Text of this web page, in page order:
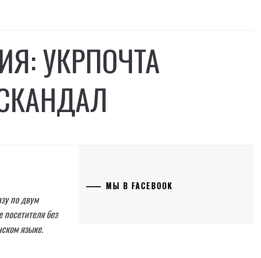
УКРПОЧТА
по двум
без
языке.
МЫ В FACEBOOK